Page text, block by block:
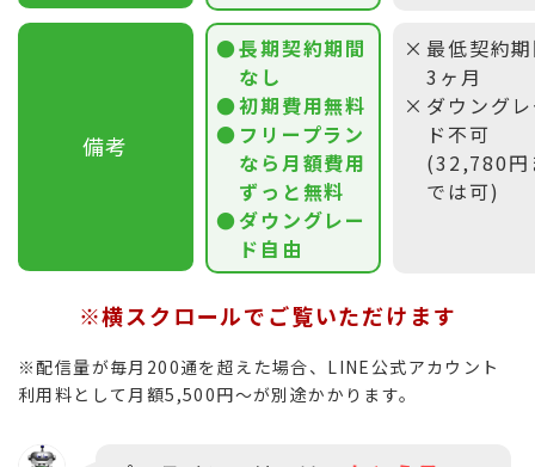
備考
長期契約期間
なし
初期費用無料
フリープラン
なら月額費用
ずっと無料
ダウングレー
ド自由
最低契約
3ヶ月
ダウング
ド不可
(32,780円
では可)
※横スクロールでご覧いただけます
※配信量が毎月200通を超えた場合、LINE公式アカウント
利用料として月額5,500円〜が別途かかります。